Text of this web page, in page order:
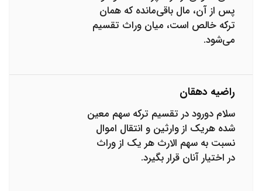
پس از آن، مال باقی‌مانده که همان
ترکه خالص است، میان وراث تقسیم
می‌شود.
راضیه دهقان
سلام دورود در تقسیم ترکه سهم معین
شده هریک از وارثین و انتقال اموال
نسبت به سهم الارث هر یک از وراث
در اختیار آنان قرار بگیرد.